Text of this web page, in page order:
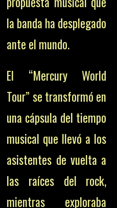
la banda ha desplegado
ante el mundo.
El “Mercury World
Tour” se transformó en
una cápsula del tiempo
musical que llevó a los
asistentes de vuelta a
las raíces del rock,
mientras exploraba